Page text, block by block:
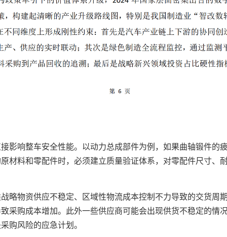
影响整车安全性能。以动力总成部件为例，如果曲轴锻件的
材料和零配件时，必须建立质量验证体系，对零配件尺寸、
略物资供应不稳定、区域性物流成本控制不力导致的交货周
采购成本增加。此外一些供应商可能会出现供货不稳定的情
购风险的应急计划。